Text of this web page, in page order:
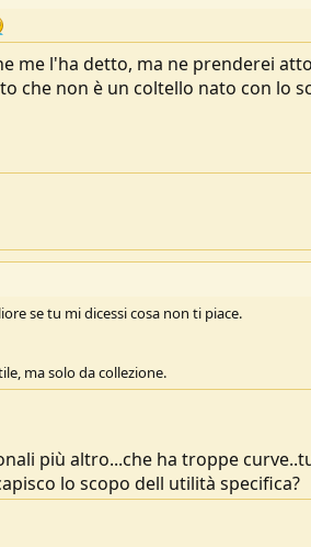
me l'ha detto, ma ne prenderei
che non è un coltello nato con lo
se tu mi dicessi cosa non ti piace.
ma solo da collezione.
più altro...che ha troppe
lo scopo dell utilità specifica?